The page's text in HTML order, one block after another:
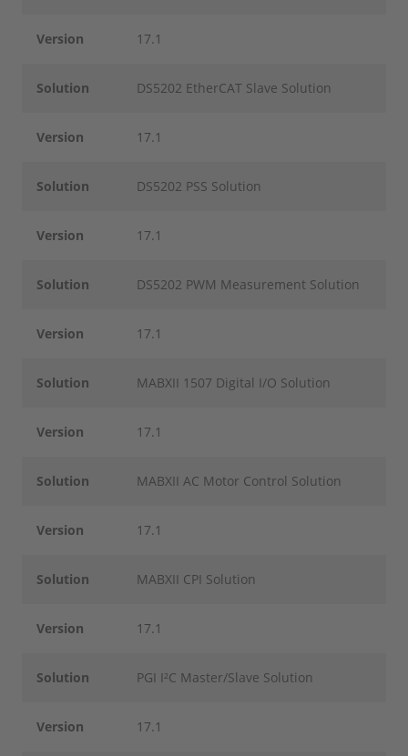
Version 17.1
Solution DS5202 EtherCAT Slave Solution
Version 17.1
Solution DS5202 PSS Solution
Version 17.1
Solution DS5202 PWM Measurement Solution
Version 17.1
Solution MABXII 1507 Digital I/O Solution
Version 17.1
Solution MABXII AC Motor Control Solution
Version 17.1
Solution MABXII CPI Solution
Version 17.1
Solution PGI I²C Master/Slave Solution
Version 17.1